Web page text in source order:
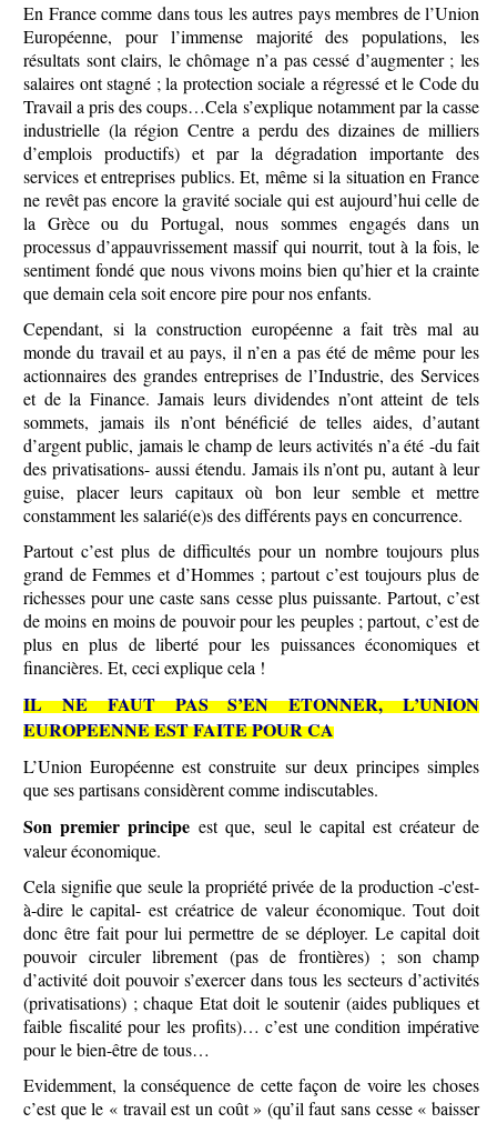
En France comme dans tous les autres pays membres de l’Union
Européenne, pour l’immense majorité des populations, les
résultats sont clairs, le chômage n’a pas cessé d’augmenter ; les
salaires ont stagné ; la protection sociale a régressé et le Code du
Travail a pris des coups…Cela s’explique notamment par la casse
industrielle (la région Centre a perdu des dizaines de milliers
d’emplois productifs) et par la dégradation importante des
services et entreprises publics. Et, même si la situation en France
ne revêt pas encore la gravité sociale qui est aujourd’hui celle de
la Grèce ou du Portugal, nous sommes engagés dans un
processus d’appauvrissement massif qui nourrit, tout à la fois, le
sentiment fondé que nous vivons moins bien qu’hier et la crainte
que demain cela soit encore pire pour nos enfants.
Cependant, si la construction européenne a fait très mal au
monde du travail et au pays, il n’en a pas été de même pour les
actionnaires des grandes entreprises de l’Industrie, des Services
et de la Finance. Jamais leurs dividendes n’ont atteint de tels
sommets, jamais ils n’ont bénéficié de telles aides, d’autant
d’argent public, jamais le champ de leurs activités n’a été -du fait
des privatisations- aussi étendu. Jamais ils n’ont pu, autant à leur
guise, placer leurs capitaux où bon leur semble et mettre
constamment les salarié(e)s des différents pays en concurrence.
Partout c’est plus de difficultés pour un nombre toujours plus
grand de Femmes et d’Hommes ; partout c’est toujours plus de
richesses pour une caste sans cesse plus puissante. Partout, c’est
de moins en moins de pouvoir pour les peuples ; partout, c’est de
plus en plus de liberté pour les puissances économiques et
financières. Et, ceci explique cela !
IL NE FAUT PAS S’EN ETONNER, L’UNION
EUROPEENNE EST FAITE POUR CA
L’Union Européenne est construite sur deux principes simples
que ses partisans considèrent comme indiscutables.
Son premier principe est que, seul le capital est créateur de
valeur économique.
Cela signifie que seule la propriété privée de la production -c'est-
à-dire le capital- est créatrice de valeur économique. Tout doit
donc être fait pour lui permettre de se déployer. Le capital doit
pouvoir circuler librement (pas de frontières) ; son champ
d’activité doit pouvoir s’exercer dans tous les secteurs d’activités
(privatisations) ; chaque Etat doit le soutenir (aides publiques et
faible fiscalité pour les profits)… c’est une condition impérative
pour le bien-être de tous…
Evidemment, la conséquence de cette façon de voire les choses
c’est que le « travail est un coût » (qu’il faut sans cesse « baisser